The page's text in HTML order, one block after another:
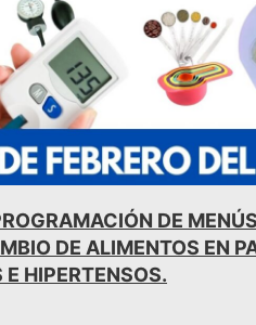
DE
DE ALIMENTOS EN
HIPERTENSOS.